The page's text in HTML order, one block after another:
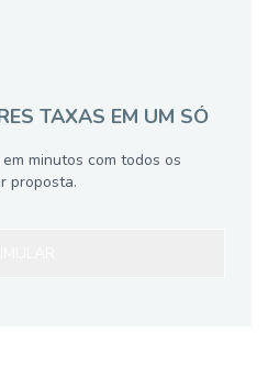
TAXAS EM UM SÓ
minutos com todos os
proposta.